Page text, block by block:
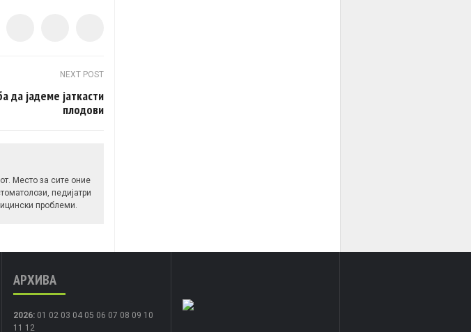
NEXT POST
да јадеме јаткасти
плодови
Место за сите оние
педијатри
проблеми.
АРХИВА
2026: 01 02 03 04 05 06 07 08 09 10
11 12